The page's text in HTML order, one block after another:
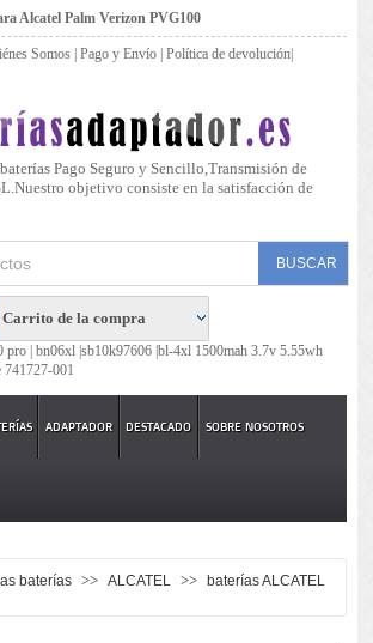
Alcatel Palm Verizon PVG100
Somos |Pago y Envío |Política de devolución
Pago Seguro y Sencillo,Transmisión de
objetivo consiste en la satisfacción de
Carrito de la compra
pro |bn06xl |sb10k97606 |bl-4xl 1500mah 3.7v 5.55wh
741727-001
ADAPTADOR DESTACADO SOBRE NOSOTROS
baterías >> ALCATEL >>
baterías ALCATEL